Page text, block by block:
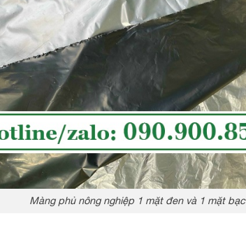
Màng phủ nông nghiệp 1 mặt đen và 1 mặt bạc